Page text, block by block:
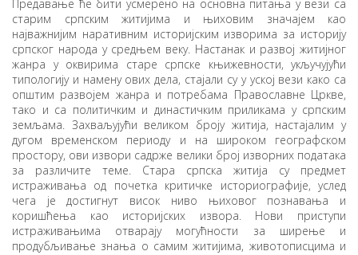
Предавање ће бити усмерено на основна питања у вези са
старим српским житијима и њиховим значајем као
најважнијим наративним историјским изворима за историју
српског народа у средњем веку. Настанак и развој житијног
жанра у оквирима старе српске књижевности, укључујући
типологију и намену ових дела, стајали су у уској вези како са
општим развојем жанра и потребама Православне Цркве,
тако и са политичким и династичким приликама у српским
земљама. Захваљујући великом броју житија, настајалим у
дугом временском периоду и на широком географском
простoру, ови извори садрже велики број изворних података
за различите теме. Стара српска житија су предмет
истраживања од почетка критичке историографије, услед
чега је достигнут висок ниво њиховог познавања и
коришћења као историјских извора. Нови приступи
истраживањима отварају могућности за ширење и
продубљивање знања о самим житијима, животописцима и